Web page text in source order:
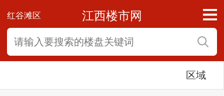
红谷滩区 江西楼市网
区域